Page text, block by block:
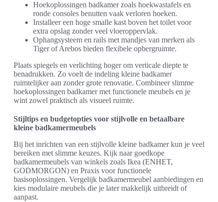
Hoekoplossingen badkamer zoals hoekwastafels en
ronde consoles benutten vaak verloren hoeken.
Installeer een hoge smalle kast boven het toilet voor
extra opslag zonder veel vloeroppervlak.
Ophangsysteem en rails met mandjes van merken als
Tiger of Arebos bieden flexibele opbergruimte.
Plaats spiegels en verlichting hoger om verticale diepte te
benadrukken. Zo voelt de indeling kleine badkamer
ruimtelijker aan zonder grote renovatie. Combineer slimme
hoekoplossingen badkamer met functionele meubels en je
wint zowel praktisch als visueel ruimte.
Stijltips en budgetopties voor stijlvolle en betaalbare
kleine badkamermeubels
Bij het inrichten van een stijlvolle kleine badkamer kun je veel
bereiken met slimme keuzes. Kijk naar goedkope
badkamermeubels van winkels zoals Ikea (ENHET,
GODMORGON) en Praxis voor functionele
basisoplossingen. Vergelijk badkamermeubel aanbiedingen en
kies modulaire meubels die je later makkelijk uitbreidt of
aanpast.